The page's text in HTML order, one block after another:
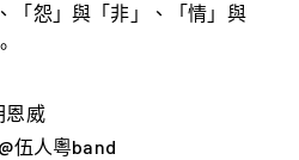
「怨」與「非」、「情」與
恩威
伍人粵band